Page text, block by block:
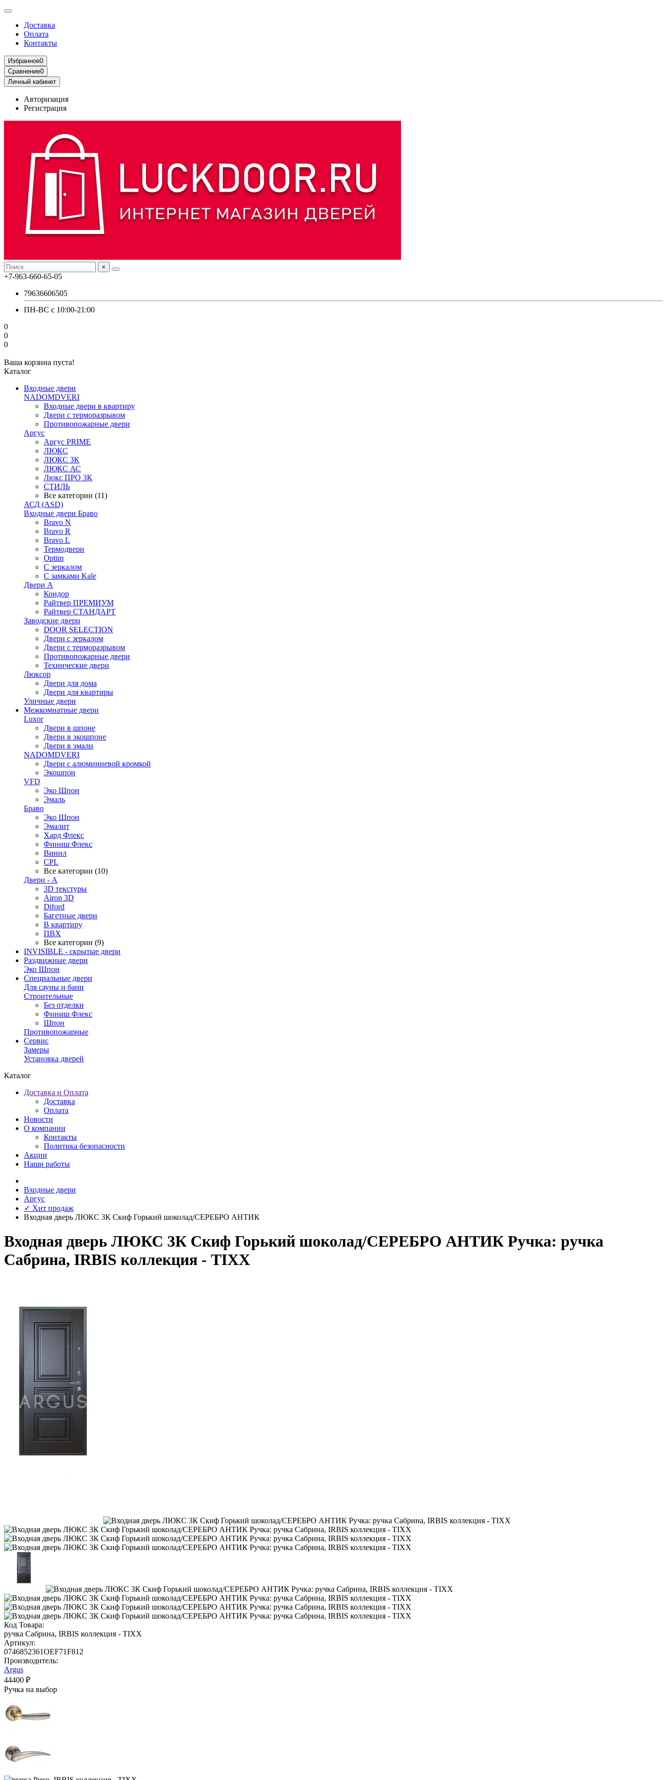
Доставка
Оплата
Контакты
Избранное0
Сравнение0
Личный кабинет
Авторизация
Регистрация
×
+7-963-660-65-05
79636606505
ПН-ВС с 10:00-21:00
0
0
0
Ваша корзина пуста!
Каталог
Входные двери
NADOMDVERI
Входные двери в квартиру
Двери с терморазрывом
Противопожарные двери
Аргус
Аргус PRIME
ЛЮКС
ЛЮКС 3К
ЛЮКС АС
Люкс ПРО 3К
СТИЛЬ
Все категории (11)
АСД (ASD)
Входные двери Браво
Bravo N
Bravo R
Bravo L
Термодвери
Optim
С зеркалом
С замками Kale
Двери А
Кондор
Райтвер ПРЕМИУМ
Райтвер СТАНДАРТ
Заводские двери
DOOR SELECTION
Двери с зеркалом
Двери с терморазрывом
Противопожарные двери
Технические двери
Люксор
Двери для дома
Двери для квартиры
Уличные двери
Межкомнатные двери
Luxor
Двери в шпоне
Двери в экошпоне
Двери в эмали
NADOMDVERI
Двери с алюминиевой кромкой
Экошпон
VFD
Эко Шпон
Эмаль
Браво
Эко Шпон
Эмалит
Хард Флекс
Финиш Флекс
Винил
CPL
Все категории (10)
Двери - А
3D текстуры
Airon 3D
Diford
Багетные двери
В квартиру
ПВХ
Все категории (9)
INVISIBLE - скрытые двери
Раздвижные двери
Эко Шпон
Специальные двери
Для сауны и бани
Строительные
Без отделки
Финиш Флекс
Шпон
Противопожарные
Сервис
Замеры
Установка дверей
Каталог
Доставка и Оплата
Доставка
Оплата
Новости
О компании
Контакты
Политика безопасности
Акции
Наши работы
Входные двери
Аргус
✓ Хит продаж
Входная дверь ЛЮКС 3К Скиф Горький шоколад/СЕРЕБРО АНТИК
Входная дверь ЛЮКС 3К Скиф Горький шоколад/СЕРЕБРО АНТИК Ручка: ручка
Сабрина, IRBIS коллекция - TIXX
Код Товара:
ручка Сабрина, IRBIS коллекция - TIXX
Артикул:
0746852361OEF71F812
Производитель:
Argus
44400 ₽
Ручка на выбор